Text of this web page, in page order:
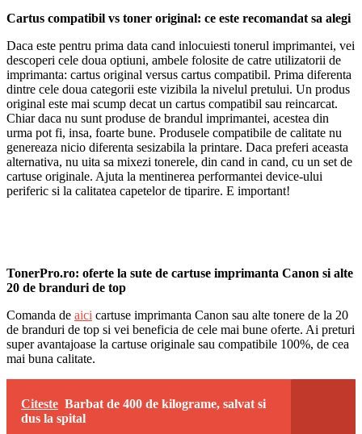
Cartus compatibil vs toner original: ce este recomandat sa alegi
Daca este pentru prima data cand inlocuiesti tonerul imprimantei, vei
descoperi cele doua optiuni, ambele folosite de catre utilizatorii de
imprimanta: cartus original versus cartus compatibil. Prima diferenta
dintre cele doua categorii este vizibila la nivelul pretului. Un produs
original este mai scump decat un cartus compatibil sau reincarcat.
Chiar daca nu sunt produse de brandul imprimantei, acestea din
urma pot fi, insa, foarte bune. Produsele compatibile de calitate nu
genereaza nicio diferenta sesizabila la printare. Daca preferi aceasta
alternativa, nu uita sa mixezi tonerele, din cand in cand, cu un set de
cartuse originale. Ajuta la mentinerea performantei device-ului
periferic si la calitatea capetelor de tiparire. E important!
TonerPro.ro: oferte la sute de cartuse imprimanta Canon si alte
20 de branduri de top
Comanda de aici cartuse imprimanta Canon sau alte tonere de la 20
de branduri de top si vei beneficia de cele mai bune oferte. Ai preturi
super avantajoase la cartuse originale sau compatibile 100%, de cea
mai buna calitate.
Citeste Barbat de 400 de kilograme, salvat si
dus la spital